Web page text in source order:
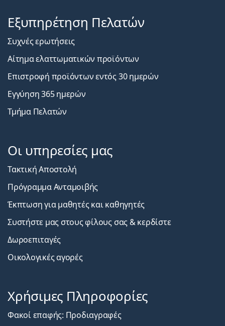
Εξυπηρέτηση Πελατών
Συχνές ερωτήσεις
Αίτημα ελαττωματικών προϊόντων
Επιστροφή προϊόντων εντός 30 ημερών
Εγγύηση 365 ημερών
Τμήμα Πελατών
Οι υπηρεσίες μας
Τακτική Αποστολή
Πρόγραμμα Ανταμοιβής
Έκπτωση για μαθητές και καθηγητές
Συστήστε μας στους φίλους σας & κερδίστε
Δωροεπιταγές
Οικολογικές αγορές
Χρήσιμες Πληροφορίες
Φακοί επαφής: Προδιαγραφές